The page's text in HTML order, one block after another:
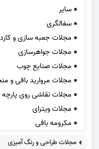
سایر
سفالگری
مجلات جعبه سازی و
مجلات جواهرسازی
مجلات صنایع چوب
مجلات مروارید بافی و
مجلات نقاشی روی
مجلات ویترای
مکرومه بافی
مجلات طراحی و رنگ آمیزی